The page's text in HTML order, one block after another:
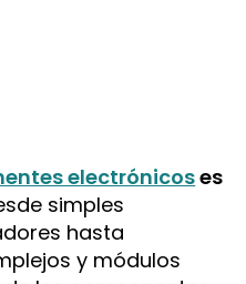
electrónicoses
simples
hasta
y módulos